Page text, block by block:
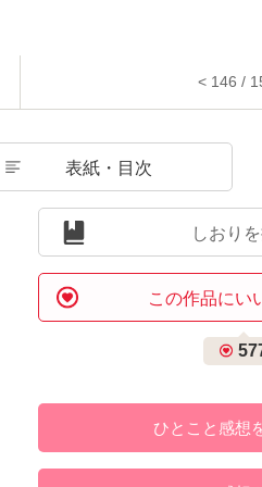
< 146 /
表紙・目次
しおり
この作品にい
ひとこと感想